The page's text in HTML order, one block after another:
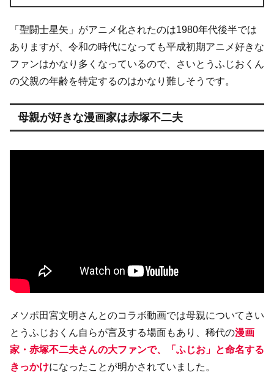
「聖闘士星矢」がアニメ化されたのは1980年代後半では
ありますが、令和の時代になっても平成初期アニメ好きな
ファンはかなり多くなっているので、さいとうふじおくん
の父親の年齢を特定するのはかなり難しそうです。
母親が好きな漫画家は赤塚不二夫
メソポ田宮文明さんとのコラボ動画では母親についてさい
とうふじおくん自らが言及する場面もあり、稀代の漫画
家・赤塚不二夫さんの大ファンで、「ふじお」と命名する
きっかけになったことが明かされていました。